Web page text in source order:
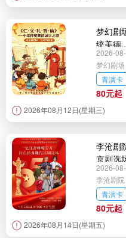
梦幻剧
统美德
2026-
梦幻剧场
青演卡
80元起
2026年08月12日(星期三)
李沧剧
京剧选
2026-
李沧剧院
青演卡
80元起
2026年08月14日(星期五)